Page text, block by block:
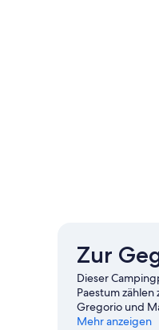
Zur
Dieser
Paestum
Gregorio und
genau das
Mehr anzeigen